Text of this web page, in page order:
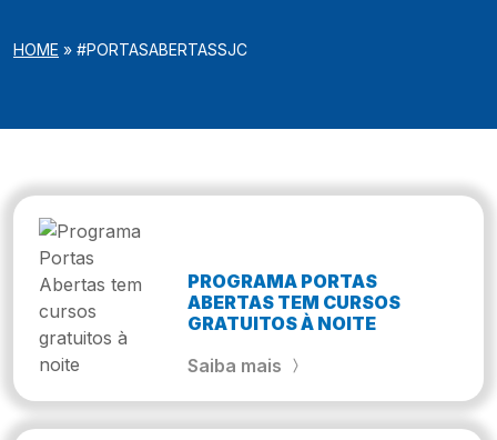
HOME » #PORTASABERTASSJC
PROGRAMA PORTAS
ABERTAS TEM CURSOS
GRATUITOS À NOITE
Saiba mais